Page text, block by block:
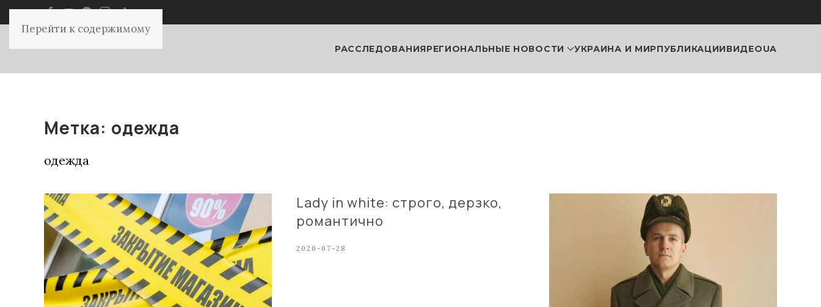
Перейти к содержимому
РАССЛЕДОВАНИЯРЕГИОНАЛЬНЫЕ НОВОСТИ УКРАИНА И МИРПУБЛИКАЦИИВИДЕОUA
Метка: одежда
одежда
Lady in white: строго, дерзко,
романтично
2020-07-28